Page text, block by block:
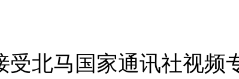
北马国家通讯社视频